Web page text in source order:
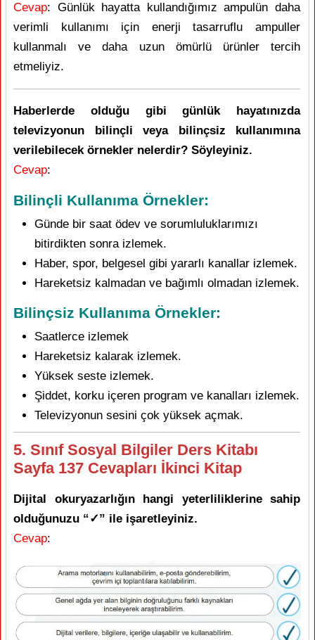
Cevap: Günlük hayatta kullandığımız ampulün daha
verimli kullanımı için enerji tasarruflu ampuller
kullanmalı ve daha uzun ömürlü ürünler tercih
etmeliyiz.
Haberlerde olduğu gibi günlük hayatınızda
televizyonun bilinçli veya bilinçsiz kullanımına
verilebilecek örnekler nelerdir? Söyleyiniz.
Cevap:
Bilinçli Kullanıma Örnekler:
Günde bir saat ödev ve sorumluluklarımızı
bitirdikten sonra izlemek.
Haber, spor, belgesel gibi yararlı kanallar izlemek.
Hareketsiz kalmadan ve bağımlı olmadan izlemek.
Bilinçsiz Kullanıma Örnekler:
Saatlerce izlemek
Hareketsiz kalarak izlemek.
Yüksek seste izlemek.
Şiddet, korku içeren program ve kanalları izlemek.
Televizyonun sesini çok yüksek açmak.
5. Sınıf Sosyal Bilgiler Ders Kitabı
Sayfa 137 Cevapları İkinci Kitap
Dijital okuryazarlığın hangi yeterliliklerine sahip
olduğunuzu “‭✓” ile işaretleyiniz.
Cevap: